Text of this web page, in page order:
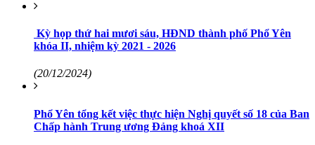
Kỳ họp thứ hai mươi sáu, HĐND thành phố Phổ Yên
khóa II, nhiệm kỳ 2021 - 2026
(20/12/2024)
Phổ Yên tổng kết việc thực hiện Nghị quyết số 18 của Ban
Chấp hành Trung ương Đảng khoá XII